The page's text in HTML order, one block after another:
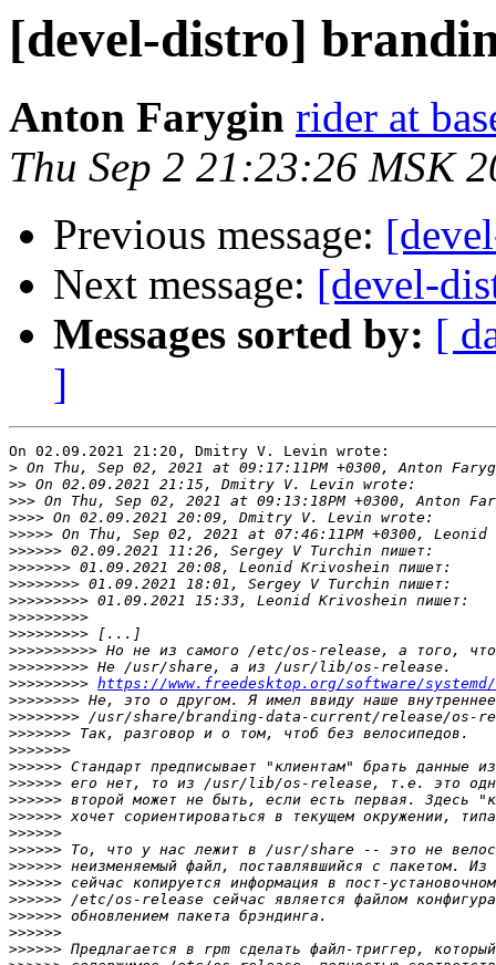
[devel-distro]
Anton Farygin rider at
Thu Sep 2 21:23:26 MSK
Previous message:
Next message: [devel-
Messages sorted by: [
]
On 02.09.2021 21:20, Dmitry V. Levin wrote:
>
>>
>>>
>>>>
>>>>>
>>>>>>
>>>>>>>
>>>>>>>>
>>>>>>>>>
>>>>>>>>>
>>>>>>>>>
>>>>>>>>>>
>>>>>>>>>
>>>>>>>>> https://www.freedesktop.org/software/
>>>>>>>>
>>>>>>>>
>>>>>>>
>>>>>>>
>>>>>>
>>>>>>
>>>>>>
>>>>>>
>>>>>>
>>>>>>
>>>>>>
>>>>>>
>>>>>>
>>>>>>
>>>>>>
>>>>>>